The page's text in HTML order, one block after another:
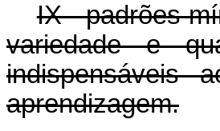
IX - padrões
variedade e
indispensáveis
aprendizagem.